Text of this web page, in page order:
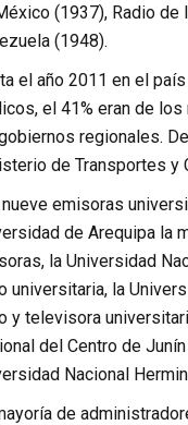
(1937), Radio de
(1948).
el año 2011 en el
el 41% eran de
regionales.
de Transportes y
emisoras
de Arequipa la
la Universidad
universitaria, la
y televisora
del Centro de
Nacional
de